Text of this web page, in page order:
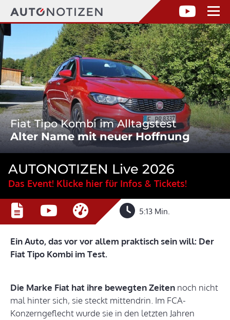
Fiat Tipo Kombi im Alltagstest
Alter Name mit neuer Hoffnung
AUTONOTIZEN Live 2026
Das Event! Klicke hier für Infos & Tickets!
5:13 Min.
Ein Auto, das vor vor allem praktisch sein will: Der
Fiat Tipo Kombi im Test.
Die Marke Fiat hat ihre bewegten Zeiten noch nicht
mal hinter sich, sie steckt mittendrin. Im FCA-
Konzerngeflecht wurde sie in den letzten Jahren